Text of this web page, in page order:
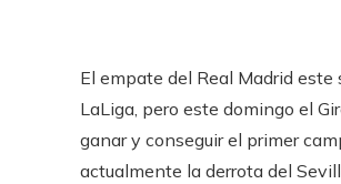
El empate del Real Madrid
LaLiga, pero este domingo el
ganar y conseguir el primer
actualmente la derrota del